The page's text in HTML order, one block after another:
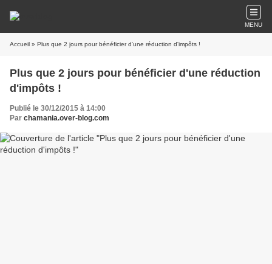
MENU
Accueil » Plus que 2 jours pour bénéficier d'une réduction d'impôts !
Plus que 2 jours pour bénéficier d'une réduction
d'impôts !
Publié le 30/12/2015 à 14:00
Par chamania.over-blog.com